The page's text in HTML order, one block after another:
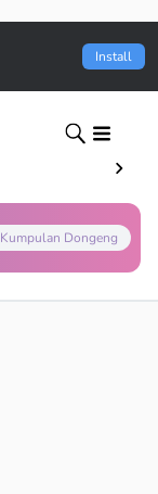
Install
Kumpulan Dongeng